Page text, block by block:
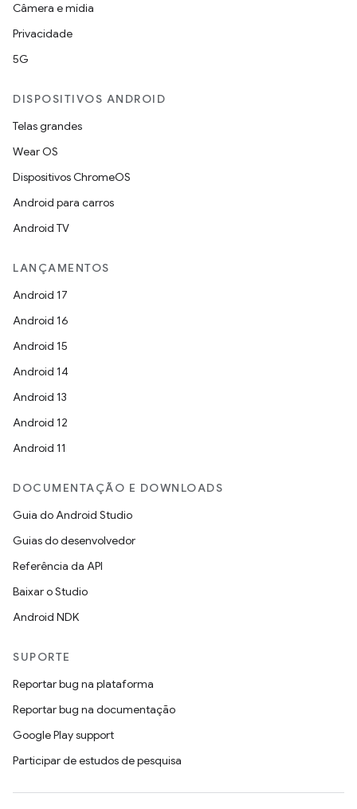
Câmera e mídia
Privacidade
5G
DISPOSITIVOS ANDROID
Telas grandes
Wear OS
Dispositivos ChromeOS
Android para carros
Android TV
LANÇAMENTOS
Android 17
Android 16
Android 15
Android 14
Android 13
Android 12
Android 11
DOCUMENTAÇÃO E DOWNLOADS
Guia do Android Studio
Guias do desenvolvedor
Referência da API
Baixar o Studio
Android NDK
SUPORTE
Reportar bug na plataforma
Reportar bug na documentação
Google Play support
Participar de estudos de pesquisa